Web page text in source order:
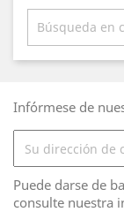
Infórmese de
Puede darse de
consulte nuestra